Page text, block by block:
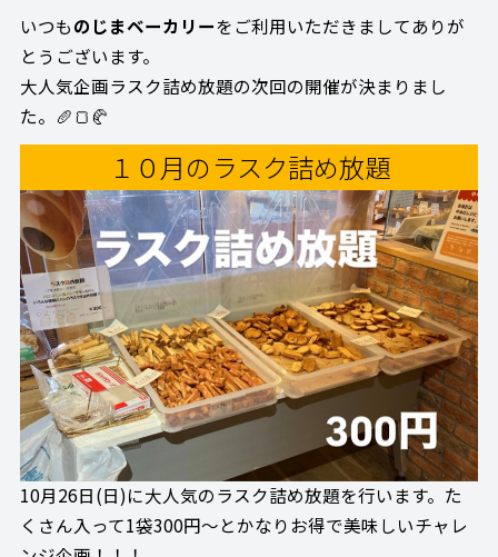
いつものじまベーカリーをご利用いただきましてありが
とうございます。
大人気企画ラスク詰め放題の次回の開催が決まりまし
た。🥖🍞🥐
１０月のラスク詰め放題
10月26日(日)に大人気のラスク詰め放題を行います。た
くさん入って1袋300円〜とかなりお得で美味しいチャレ